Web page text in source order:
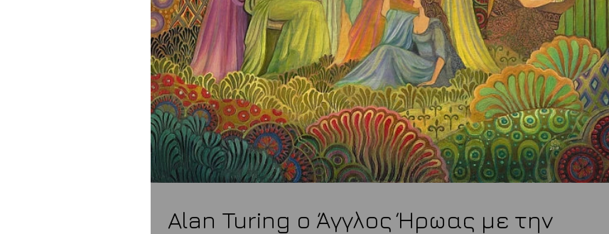
Alan Turing ο Άγγλος Ήρωας με την